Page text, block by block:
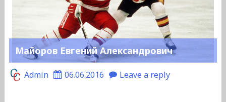
Майоров Евгений Александрович
Admin 06.06.2016 Leave a reply